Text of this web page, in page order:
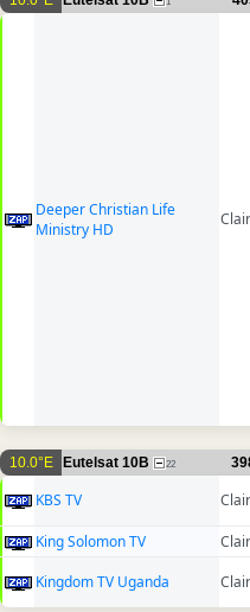
Deeper Christian Life
Ministry HD
Clair
10.0°E Eutelsat 10B 22
KBS TV Clair
King Solomon TV Clair
Kingdom TV Uganda
Clair